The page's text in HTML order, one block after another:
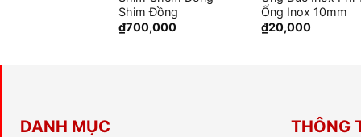
Shim Đồng
₫700,000
Ống Inox 10mm
₫20,000
DANH MỤC THÔNG